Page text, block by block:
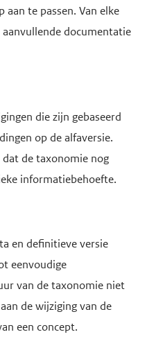
te passen. Van elke
documentatie
die zijn gebaseerd
op de alfaversie.
de taxonomie nog
informatiebehoefte.
en definitieve versie
eenvoudige
van de taxonomie niet
de wijziging van de
een concept.